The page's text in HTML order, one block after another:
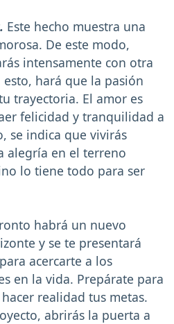
Este hecho muestra una
De este modo,
intensamente con otra
hará que la pasión
trayectoria. El amor es
felicidad y tranquilidad a
se indica que vivirás
alegría en el terreno
lo tiene todo para ser
habrá un nuevo
y se te presentará
acercarte a los
en la vida. Prepárate para
realidad tus metas.
abrirás la puerta a